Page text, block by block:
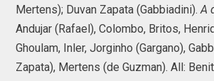
Mertens); Duvan Zapata (Gabbiadini).A
Andujar (Rafael), Colombo, Britos,
Ghoulam, Inler, Jorginho (Gargano),
Zapata), Mertens (de Guzman). All: